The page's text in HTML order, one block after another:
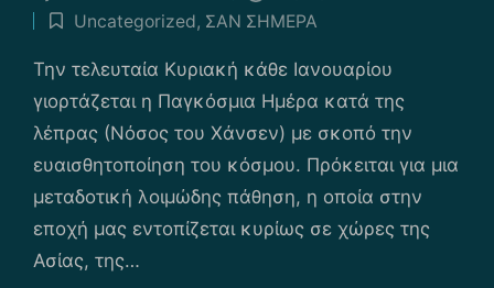
Posted
byPosted
in
Uncategorized, ΣΑΝ ΣΗΜΕΡΑ
Την τελευταία Κυριακή κάθε Ιανουαρίου
γιορτάζεται η Παγκόσμια Ημέρα κατά της
λέπρας (Νόσος του Χάνσεν) με σκοπό την
ευαισθητοποίηση του κόσμου. Πρόκειται για μια
μεταδοτική λοιμώδης πάθηση, η οποία στην
εποχή μας εντοπίζεται κυρίως σε χώρες της
Ασίας, της…